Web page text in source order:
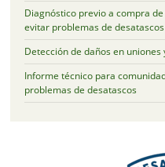
Diagnóstico previo a compra
evitar problemas de desatascos
Detección de daños en
Informe técnico para
problemas de desatascos